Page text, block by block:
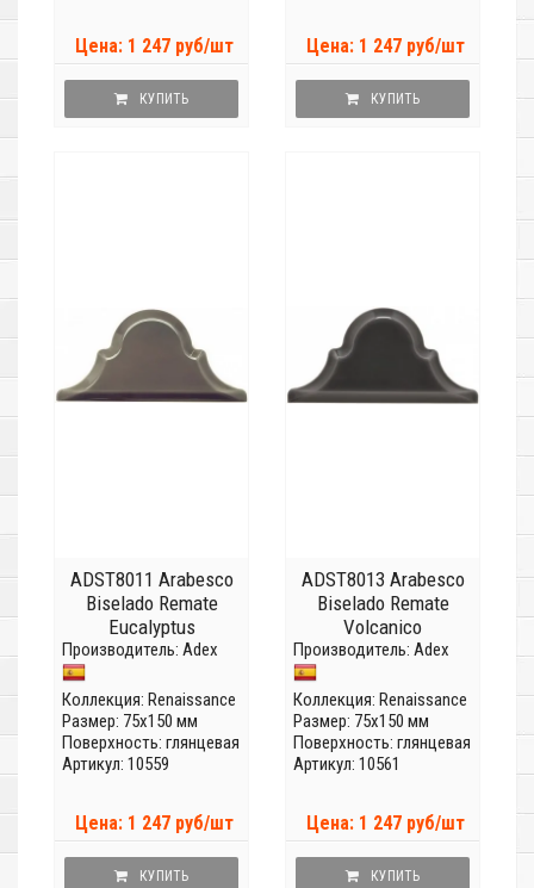
Цена: 1 247 руб/шт
КУПИТЬ
Цена: 1 247 руб/шт
КУПИТЬ
ADST8011 Arabesco
Biselado Remate
Eucalyptus
Производитель: Adex
Коллекция: Renaissance
Размер: 75x150 мм
Поверхность: глянцевая
Артикул: 10559
Цена: 1 247 руб/шт
КУПИТЬ
ADST8013 Arabesco
Biselado Remate
Volcanico
Производитель: Adex
Коллекция: Renaissance
Размер: 75x150 мм
Поверхность: глянцевая
Артикул: 10561
Цена: 1 247 руб/шт
КУПИТЬ